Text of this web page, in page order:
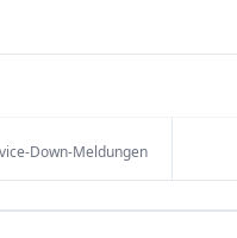
Down-Meldungen